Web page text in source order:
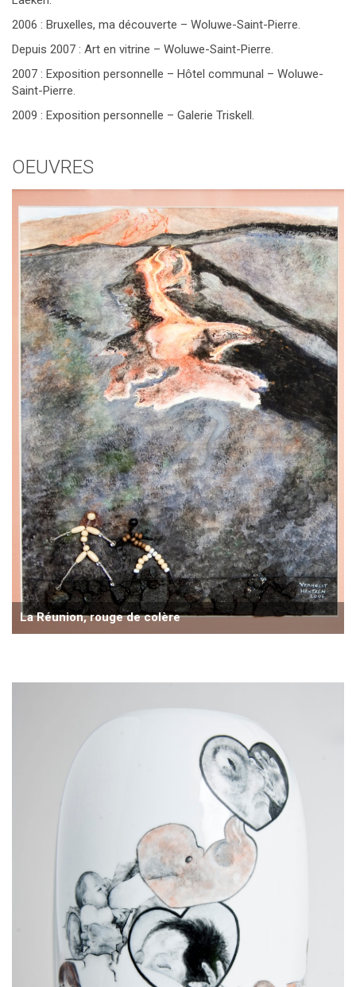
2006 : Bruxelles, ma découverte – Woluwe-Saint-Pierre.
Depuis 2007 : Art en vitrine – Woluwe-Saint-Pierre.
2007 : Exposition personnelle – Hôtel communal – Woluwe-
Saint-Pierre.
2009 : Exposition personnelle – Galerie Triskell.
OEUVRES
La Réunion, rouge de colère